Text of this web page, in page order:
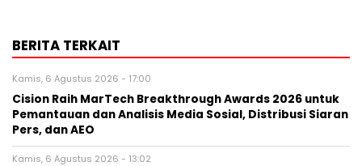
BERITA TERKAIT
Kamis, 6 Agustus 2026 - 17:00
Cision Raih MarTech Breakthrough Awards 2026 untuk
Pemantauan dan Analisis Media Sosial, Distribusi Siaran
Pers, dan AEO
Kamis, 6 Agustus 2026 - 13:02